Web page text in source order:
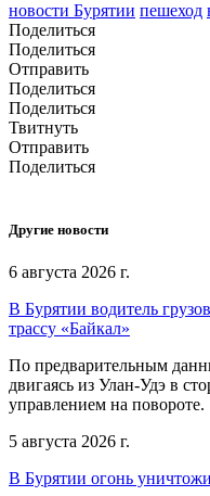
новости Бурятии пешеход
Поделиться
Поделиться
Отправить
Поделиться
Поделиться
Твитнуть
Отправить
Поделиться
Другие новости
6 августа 2026 г.
В Бурятии водитель
трассу «Байкал»
По предварительным
двигаясь из Улан-Удэ в
управлением на повороте.
5 августа 2026 г.
В Бурятии огонь